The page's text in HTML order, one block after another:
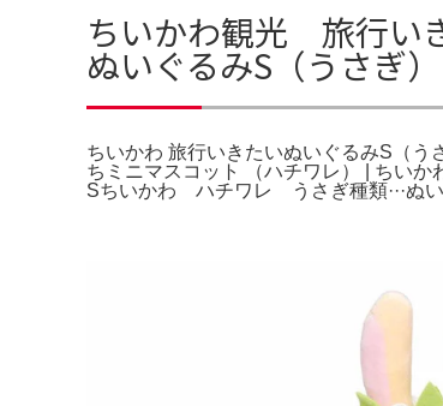
ちいかわ観光 旅行い
ぬいぐるみS（うさぎ
ちいかわ 旅行いきたいぬいぐるみS（う
ちミニマスコット （ハチワレ） | ちい
Sちいかわ ハチワレ うさぎ種類···ぬ